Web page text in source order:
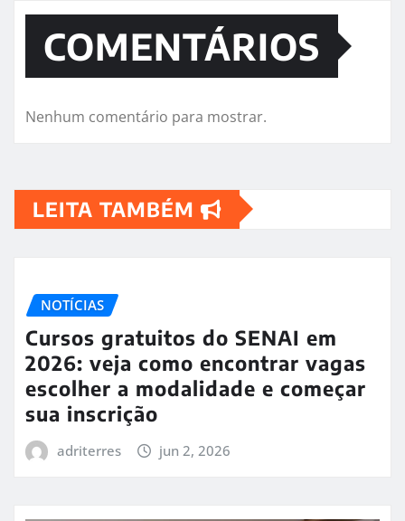
COMENTÁRIOS
Nenhum comentário para mostrar.
LEITA TAMBÉM
NOTÍCIAS
Cursos gratuitos do SENAI em
2026: veja como encontrar vagas
escolher a modalidade e começar
sua inscrição
adriterres jun 2, 2026